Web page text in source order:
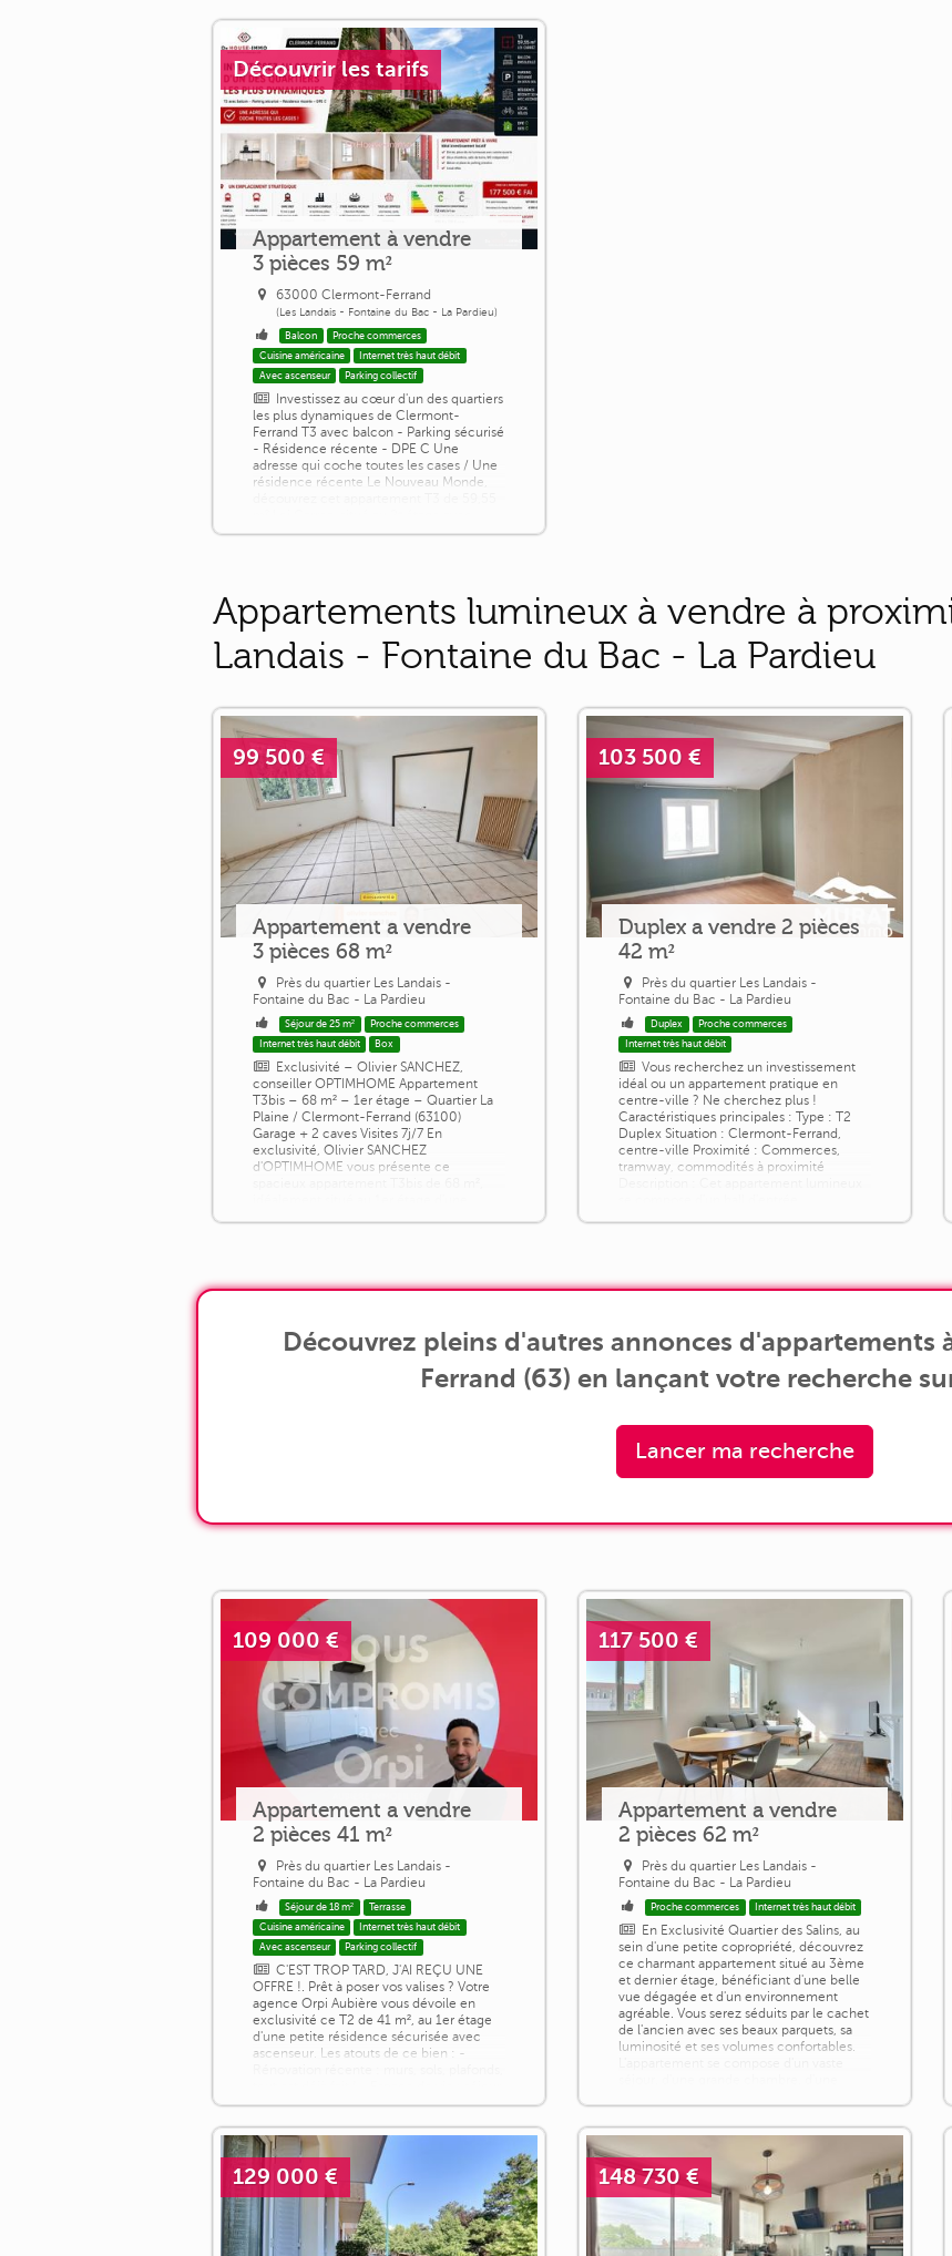
Découvrir les tarifs
Appartement à vendre
3 pièces 59 m²
63000 Clermont-Ferrand
(Les Landais - Fontaine du Bac - La Pardieu)
Balcon
Proche commerces
Cuisine américaine
Internet très haut débit
Avec ascenseur
Parking collectif
Investissez au cœur d'un des quartiers
les plus dynamiques de Clermont-
Ferrand T3 avec balcon - Parking sécurisé
- Résidence récente - DPE C Une
adresse qui coche toutes les cases / Une
résidence récente Le Nouveau Monde,
ascenseur, bénéficiant d'un balcon et
Appartements lumineux à vendre à
Landais - Fontaine du Bac - La Pardieu
99 500 €
Appartement a vendre
3 pièces 68 m²
Près du quartier Les Landais -
Fontaine du Bac - La Pardieu
Séjour de 25 m²
Proche commerces
Internet très haut débit
Box
Exclusivité – Olivier SANCHEZ,
conseiller OPTIMHOME Appartement
T3bis – 68 m² – 1er étage – Quartier La
Plaine / Clermont-Ferrand (63100)
Garage + 2 caves Visites 7j/7 En
exclusivité, Olivier SANCHEZ
d'OPTIMHOME vous présente ce
103 500 €
Duplex a vendre 2 pièces
42 m²
Près du quartier Les Landais -
Fontaine du Bac - La Pardieu
Duplex
Proche commerces
Internet très haut débit
Vous recherchez un investissement
idéal ou un appartement pratique en
centre-ville ? Ne cherchez plus !
Caractéristiques principales : Type : T2
Duplex Situation : Clermont-Ferrand,
centre-ville Proximité : Commerces,
tramway, commodités à proximité
Découvrez pleins d'autres annonces d'appartements
Ferrand (63) en lançant votre recherche
Lancer ma recherche
109 000 €
Appartement a vendre
2 pièces 41 m²
Près du quartier Les Landais -
Fontaine du Bac - La Pardieu
Séjour de 18 m²
Terrasse
Cuisine américaine
Internet très haut débit
Avec ascenseur
Parking collectif
C'EST TROP TARD, J'AI REÇU UNE
OFFRE !. Prêt à poser vos valises ? Votre
agence Orpi Aubière vous dévoile en
exclusivité ce T2 de 41 m², au 1er étage
d'une petite résidence sécurisée avec
ascenseur. Les atouts de ce bien : -
lumineux avec cuisine ouverte, avec
moments de détente. - Confort : [...]
117 500 €
Appartement a vendre
2 pièces 62 m²
Près du quartier Les Landais -
Fontaine du Bac - La Pardieu
Proche commerces Internet très haut débit
En Exclusivité Quartier des Salins, au
sein d'une petite copropriété, découvrez
ce charmant appartement situé au 3ème
et dernier étage, bénéficiant d'une belle
vue dégagée et d'un environnement
agréable. Vous serez séduits par le cachet
de l'ancien avec ses beaux parquets, sa
luminosité et ses volumes confortables.
129 000 € 148 730 €